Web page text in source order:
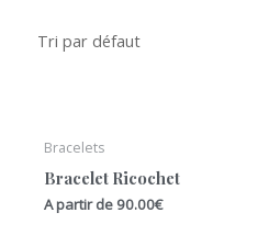
Bracelets
Bracelet Ricochet
A partir de 90.00€